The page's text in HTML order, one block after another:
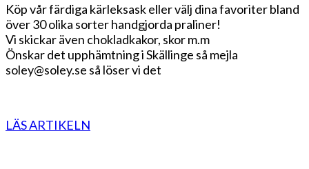
din
chokladask
redan
nu
<3
Köp vår färdiga kärleksask eller välj dina favoriter bland
över 30 olika sorter handgjorda praliner!
Vi skickar även chokladkakor, skor m.m
Önskar det upphämtning i Skällinge så mejla
soley@soley.se så löser vi det
LÄS ARTIKELN